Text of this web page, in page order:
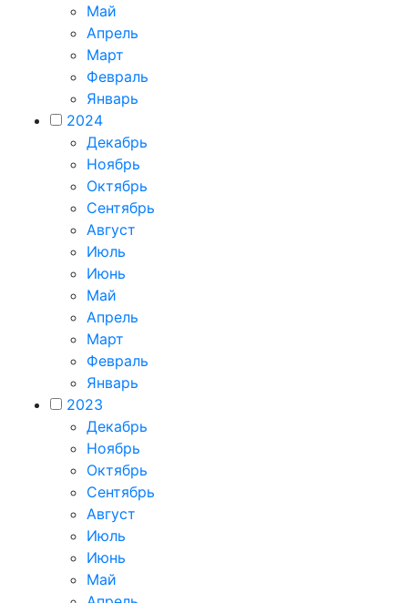
Май
Апрель
Март
Февраль
Январь
2024
Декабрь
Ноябрь
Октябрь
Сентябрь
Август
Июль
Июнь
Май
Апрель
Март
Февраль
Январь
2023
Декабрь
Ноябрь
Октябрь
Сентябрь
Август
Июль
Июнь
Май